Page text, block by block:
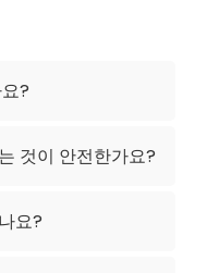
?
것이 안전한가요?
요?